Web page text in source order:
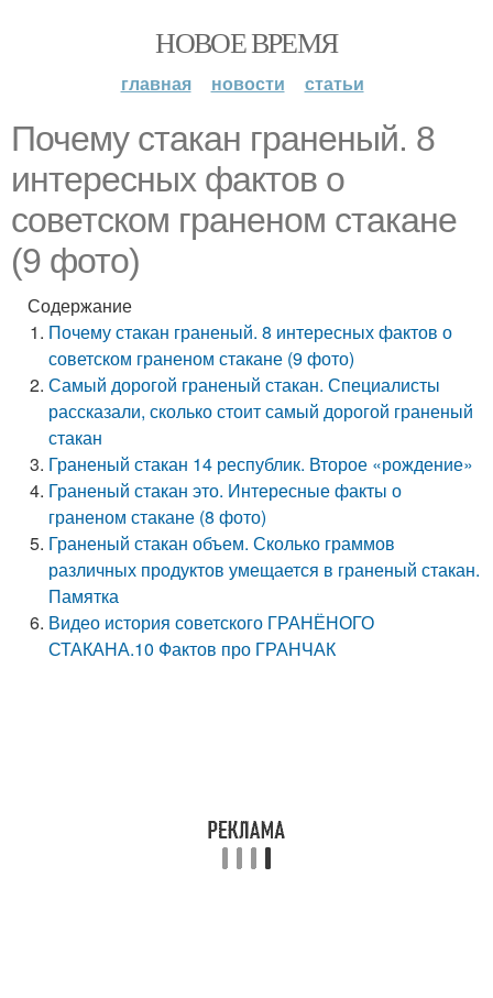
НОВОЕ ВРЕМЯ
главная новости статьи
Почему стакан граненый. 8
интересных фактов о
советском граненом стакане
(9 фото)
Содержание
Почему стакан граненый. 8 интересных фактов о
советском граненом стакане (9 фото)
Самый дорогой граненый стакан. Специалисты
рассказали, сколько стоит самый дорогой граненый
стакан
Граненый стакан 14 республик. Второе «рождение»
Граненый стакан это. Интересные факты о
граненом стакане (8 фото)
Граненый стакан объем. Сколько граммов
различных продуктов умещается в граненый стакан.
Памятка
Видео история советского ГРАНЁНОГО
СТАКАНА.10 Фактов про ГРАНЧАК